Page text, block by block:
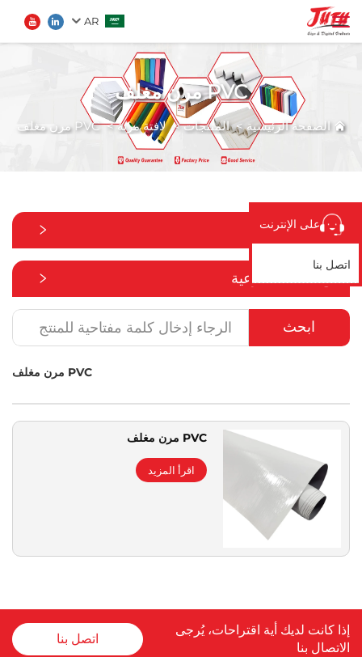
AR
الصفحة الرئيسية
تطبيق
الأخبار
اتصل بنا
ابحث
على الإنترنت
اتصل بنا
PVC مرن مغلف
الصفحة الرئيسية>المنتجات>لافتة مرنة>PVC مرن مغلف
جميع الفئات
جميع الفئات الفرعية
ابحث
PVC مرن مغلف
PVC مرن مغلف
اقرأ المزيد
إذا كانت لديك أية اقتراحات، يُرجى
الاتصال بنا
اتصل بنا